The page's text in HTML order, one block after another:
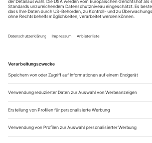
Was für ein Finale! Zum Ausklang der
gänzlich «unspanischen» Stück: Bellinis
Anglisten, die den Erfolg begründete –
politisch-historische Dimension aus,
die...
Um sie musste man nie zittern
Leben mit Wagner und Strauss – zum
Vinzing und Ruth Hesse